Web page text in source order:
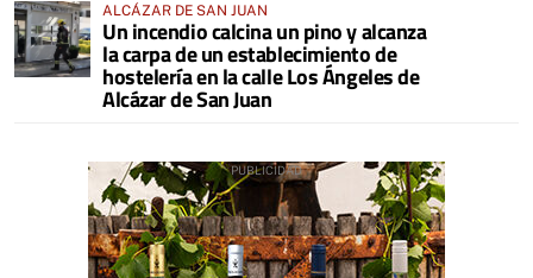
ALCÁZAR DE SAN JUAN
Un incendio calcina un pino y alcanza
la carpa de un establecimiento de
hostelería en la calle Los Ángeles de
Alcázar de San Juan